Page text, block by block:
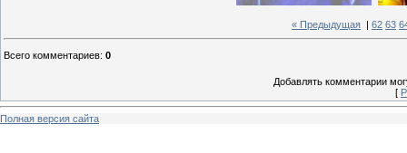
« Предыдущая 62 63
Всего комментариев: 0
Добавлять комментарии
[
Полная версия сайта